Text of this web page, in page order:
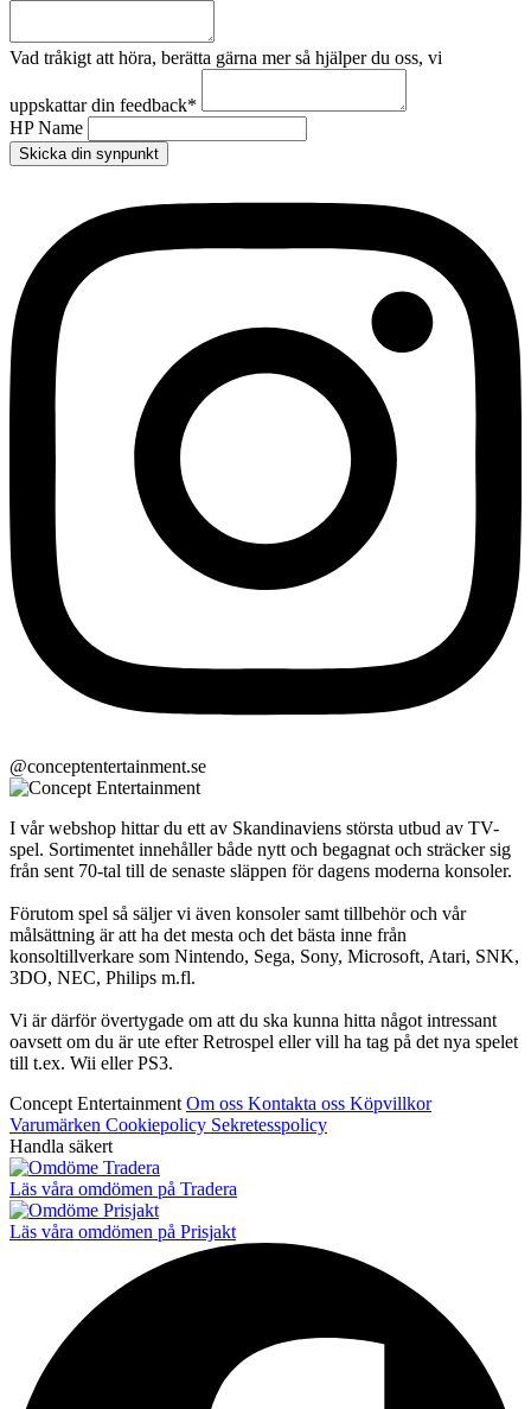
Vad tråkigt att höra, berätta gärna mer så hjälper du oss, vi
uppskattar din feedback*
HP Name
Skicka din synpunkt
@conceptentertainment.se
I vår webshop hittar du ett av Skandinaviens största utbud av TV-
spel. Sortimentet innehåller både nytt och begagnat och sträcker sig
från sent 70-tal till de senaste släppen för dagens moderna konsoler.
Förutom spel så säljer vi även konsoler samt tillbehör och vår
målsättning är att ha det mesta och det bästa inne från
konsoltillverkare som Nintendo, Sega, Sony, Microsoft, Atari, SNK,
3DO, NEC, Philips m.fl.
Vi är därför övertygade om att du ska kunna hitta något intressant
oavsett om du är ute efter Retrospel eller vill ha tag på det nya spelet
till t.ex. Wii eller PS3.
Concept Entertainment Om oss Kontakta oss Köpvillkor
Varumärken Cookiepolicy Sekretesspolicy
Handla säkert
Läs våra omdömen på Tradera
Läs våra omdömen på Prisjakt